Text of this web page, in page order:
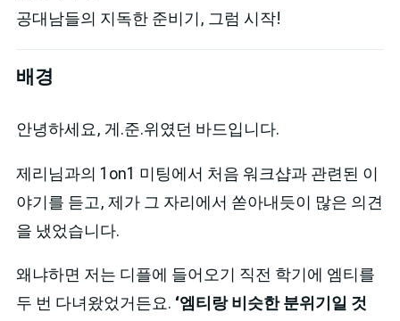
공대남들의 지독한 준비기, 그럼 시작!
배경
안녕하세요, 게.준.위였던 바드입니다.
제리님과의 1on1 미팅에서 처음 워크샵과 관련된 이
야기를 듣고, 제가 그 자리에서 쏟아내듯이 많은 의견
을 냈었습니다.
왜냐하면 저는 디플에 들어오기 직전 학기에 엠티를
두 번 다녀왔었거든요. ‘엠티랑 비슷한 분위기일 것